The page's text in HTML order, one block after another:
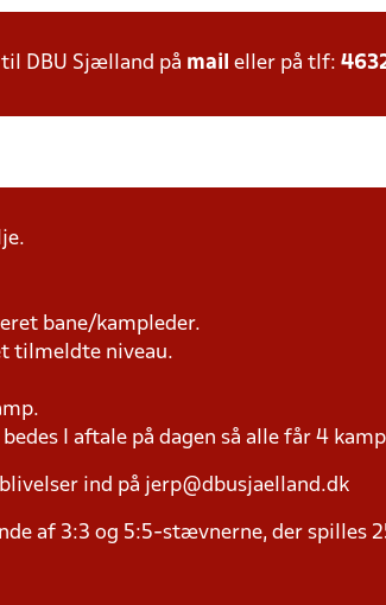
DBU Sjælland på mail eller på tlf:
bane/kampleder.
tilmeldte niveau.
I aftale på dagen så alle får 4
ind på jerp@dbusjaelland.dk
af 3:3 og 5:5-stævnerne, der spilles